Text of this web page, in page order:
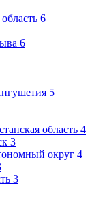
6
6
5
область 4
3
округ 4
3